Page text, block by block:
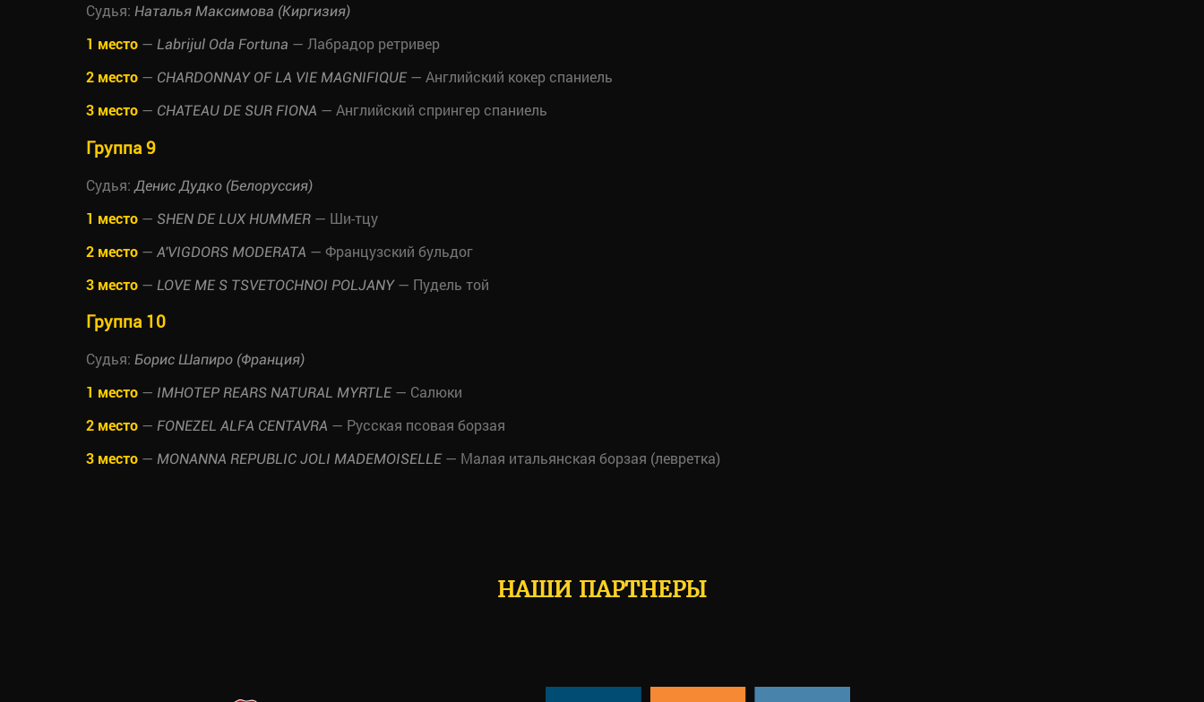
Судья: Наталья Максимова (Киргизия)
1 место — Labrijul Oda Fortuna — Лабрадор ретривер
2 место — CHARDONNAY OF LA VIE MAGNIFIQUE — Английский кокер спаниель
3 место — CHATEAU DE SUR FIONA — Английский спрингер спаниель
Группа 9
Судья: Денис Дудко (Белоруссия)
1 место — SHEN DE LUX HUMMER — Ши-тцу
2 место — A'VIGDORS MODERATA — Французский бульдог
3 место — LOVE ME S TSVETOCHNOI POLJANY— Пудель той
Группа 10
Судья: Борис Шапиро (Франция)
1 место — IMHOTEP REARS NATURAL MYRTLE — Салюки
2 место — FONEZEL ALFA CENTAVRA — Русская псовая борзая
3 место — MONANNA REPUBLIC JOLI MADEMOISELLE — Малая итальянская борзая (левретка)
НАШИ ПАРТНЕРЫ